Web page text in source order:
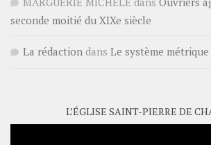
seconde moitié du XIXe siècle
La rédaction dans Le système métrique
L’ÉGLISE SAINT-PIERRE DE